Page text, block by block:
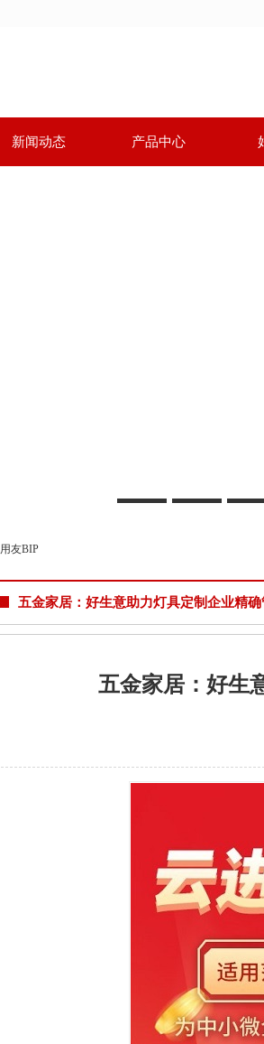
新闻动态 产品中心
2 3
用友BIP
五金家居：好生意助力灯具定制企业精确
五金家居：好生